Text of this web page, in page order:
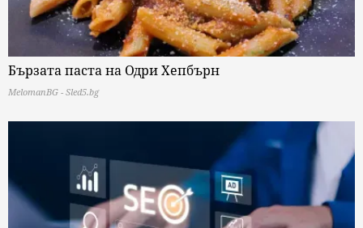
Бързата паста на Одри Хепбърн
MelomanBG - Sled5.bg